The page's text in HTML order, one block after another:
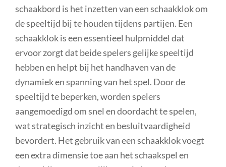
schaakbord is het inzetten van een schaakklok om
de speeltijd bij te houden tijdens partijen. Een
schaakklok is een essentieel hulpmiddel dat
ervoor zorgt dat beide spelers gelijke speeltijd
hebben en helpt bij het handhaven van de
dynamiek en spanning van het spel. Door de
speeltijd te beperken, worden spelers
aangemoedigd om snel en doordacht te spelen,
wat strategisch inzicht en besluitvaardigheid
bevordert. Het gebruik van een schaakklok voegt
een extra dimensie toe aan het schaakspel en